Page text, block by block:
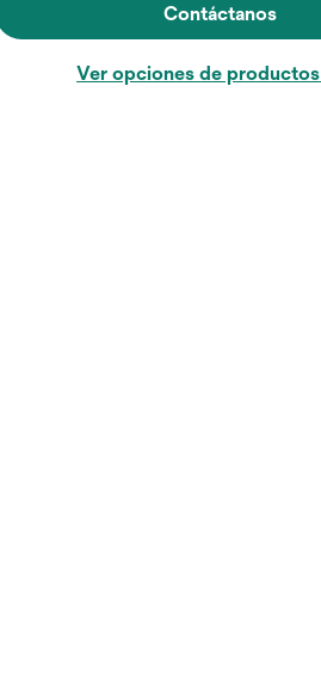
Contáctanos
Ver opciones de productos